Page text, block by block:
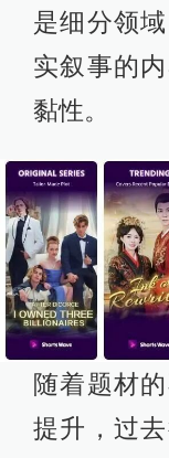
是细分领
实叙事的
黏性。
随着题材
提升，过